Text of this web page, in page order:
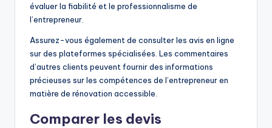
évaluer la fiabilité et le professionnalisme de
l’entrepreneur.
Assurez-vous également de consulter les avis en ligne
sur des plateformes spécialisées. Les commentaires
d’autres clients peuvent fournir des informations
précieuses sur les compétences de l’entrepreneur en
matière de rénovation accessible.
Comparer les devis